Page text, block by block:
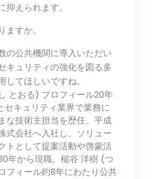
えられます。
すか。
公共機関に導入いただい
キュリティの強化を図る多
してほしいですね。
とおる) プロフィール20年
セキュリティ業界で業務に
な技術主担当を歴任。平成
式会社へ入社し、ソリュー
トとして提案活動や啓蒙活
年から現職。槌谷 洋樹 (つ
フィール約8年にわたり公共